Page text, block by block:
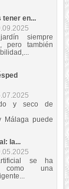
tener en...
siempre
pero también
y seco de
Málaga puede
la...
se ha
como una